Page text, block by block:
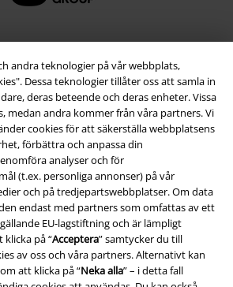
andra teknologier på vår webbplats,
Dessa teknologier tillåter oss att samla in
deras beteende och deras enheter. Vissa
medan andra kommer från våra partners. Vi
cookies för att säkerställa webbplatsens
förbättra och anpassa din
analyser och för
(t.ex. personliga annonser) på vår
och på tredjepartswebbplatser. Om data
endast med partners som omfattas av ett
EU-lagstiftning och är lämpligt
på “Acceptera” samtycker du till
av oss och våra partners. Alternativt kan
att klicka på “Neka alla” – i detta fall
Villkor